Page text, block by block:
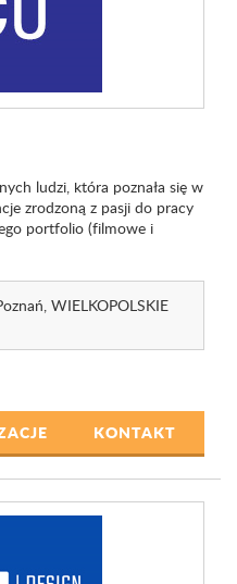
ludzi, która poznała się w
zrodzoną z pasji do pracy
portfolio (filmowe i
WIELKOPOLSKIE
KONTAKT